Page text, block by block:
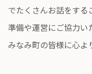
でたくさんお話をする
準備や運営にご協力い
みなみ町の皆様に心よ